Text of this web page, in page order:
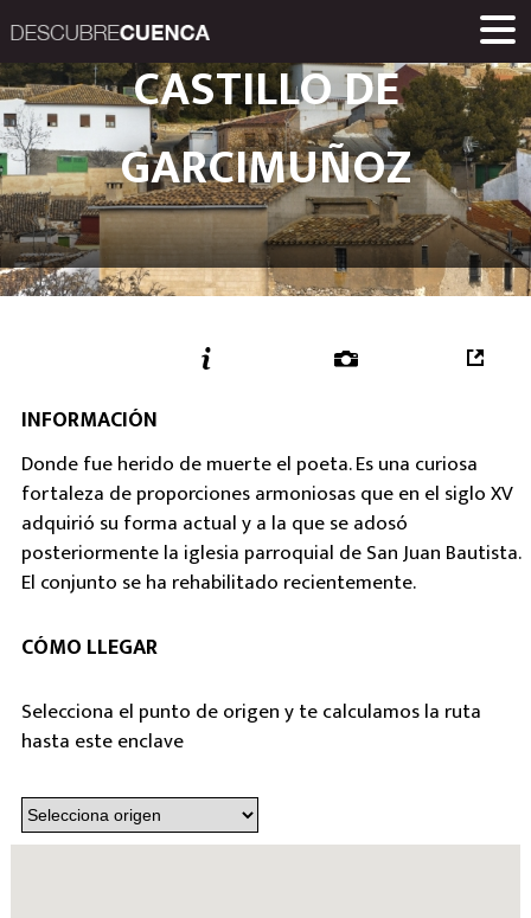
Descubre
INICIO
RUTAS
ENCLAVES Y POBLACIONES
EVENTOS
ENLACES
MUSEOS
GASTRONOMÍA
PRODUCTOS
Una iniciativa de
Diputación
CASTILLO DE
GARCIMUÑOZ
INFORMACIÓN
Donde fue herido de muerte el poeta. Es una curiosa
fortaleza de proporciones armoniosas que en el siglo XV
adquirió su forma actual y a la que se adosó
posteriormente la iglesia parroquial de San Juan Bautista.
El conjunto se ha rehabilitado recientemente.
CÓMO LLEGAR
Selecciona el punto de origen y te calculamos la ruta
hasta este enclave